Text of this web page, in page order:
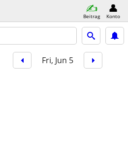
Beitrag Konto
Fri, Jun 5